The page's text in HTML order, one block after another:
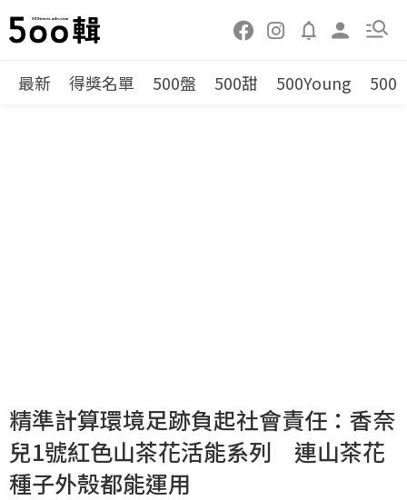
最新 得獎名單 500盤 500甜 500Young 500
精準計算環境足跡負起社會責任：香奈
兒1號紅色山茶花活能系列 連山茶花
種子外殼都能運用